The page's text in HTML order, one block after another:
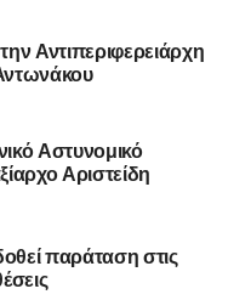
Αντιπεριφερειάρχη
Αστυνομικό
Αριστείδη
παράταση στις